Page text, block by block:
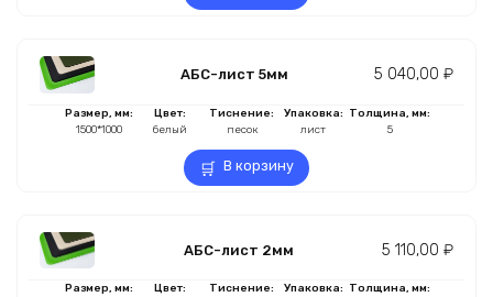
АБС-лист 5мм 5 040,00 ₽
Размер, мм:
1500*1000
Цвет:
белый
Тиснение:
песок
Упаковка:
лист
Толщина, мм:
5
В корзину
АБС-лист 2мм 5 110,00 ₽
Размер, мм:
Цвет:
Тиснение:
Упаковка: Толщина, мм: